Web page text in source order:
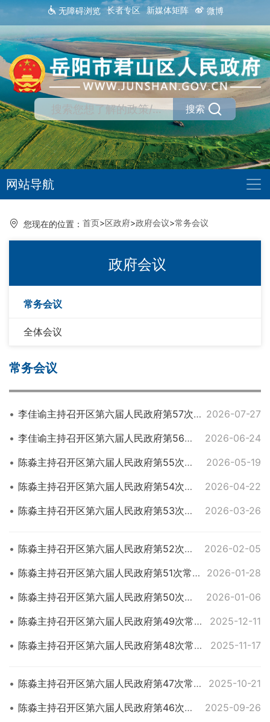
无障碍浏览 长者专区 新媒体矩阵 微博
搜索
网站导航
您现在的位置： 首页>区政府>政府会议>常务会议
政府会议
常务会议
全体会议
常务会议
李佳谕主持召开区第六届人民政府第57次常务会议 2026-07-27
李佳谕主持召开区第六届人民政府第56次常务会议
2026-06-24
陈淼主持召开区第六届人民政府第55次常务会议
2026-05-19
陈淼主持召开区第六届人民政府第54次常务会议
2026-04-22
陈淼主持召开区第六届人民政府第53次常务会议
2026-03-26
陈淼主持召开区第六届人民政府第52次常务会议
2026-02-05
陈淼主持召开区第六届人民政府第51次常务会议
2026-01-28
陈淼主持召开区第六届人民政府第50次常务会议
2026-01-06
陈淼主持召开区第六届人民政府第49次常务会议
2025-12-11
陈淼主持召开区第六届人民政府第48次常务会议
2025-11-17
陈淼主持召开区第六届人民政府第47次常务会议
2025-10-21
陈淼主持召开区第六届人民政府第46次常务会议
2025-09-26